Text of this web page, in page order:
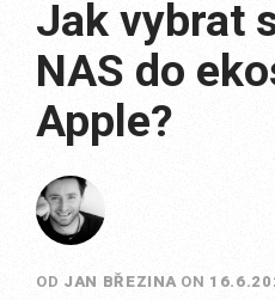
Jak vybrat
NAS do
Apple?
OD JAN BŘEZINA ON